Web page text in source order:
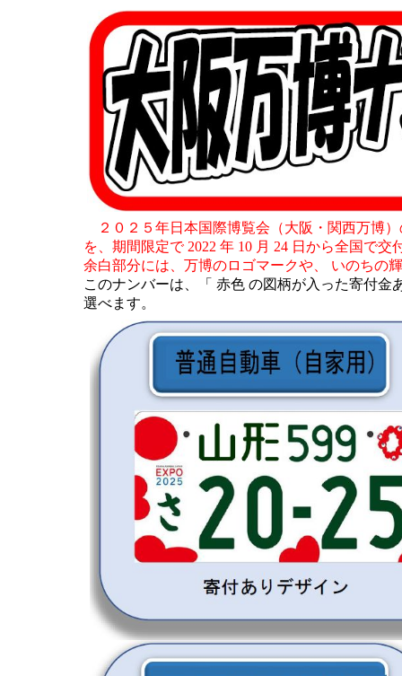
２０２５年日本国際博覧会（大阪・関西万博
を、期間限定で 2022 年 10 月 24 日から全国で交
余白部分には、万博のロゴマークや、 いのちの
このナンバーは、「 赤色 の図柄が入った寄付
選べます。